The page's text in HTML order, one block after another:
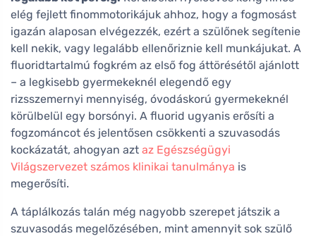
elég fejlett finommotorikájuk ahhoz, hogy a fogmosást
igazán alaposan elvégezzék, ezért a szülőnek segítenie
kell nekik, vagy legalább ellenőriznie kell munkájukat. A
fluoridtartalmú fogkrém az első fog áttörésétől ajánlott
– a legkisebb gyermekeknél elegendő egy
rizsszemernyi mennyiség, óvodáskorú gyermekeknél
körülbelül egy borsónyi. A fluorid ugyanis erősíti a
fogzománcot és jelentősen csökkenti a szuvasodás
kockázatát, ahogyan azt az Egészségügyi
Világszervezet számos klinikai tanulmánya is
megerősíti.
A táplálkozás talán még nagyobb szerepet játszik a
szuvasodás megelőzésében, mint amennyit sok szülő